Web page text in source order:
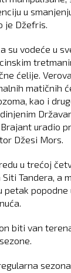
u
je Džefris.
su vodeće u
ćelije.
matičnih
kao i
uradio
Džesi Mors.
u trećoj
Tandera, a
petak popodne
biti van